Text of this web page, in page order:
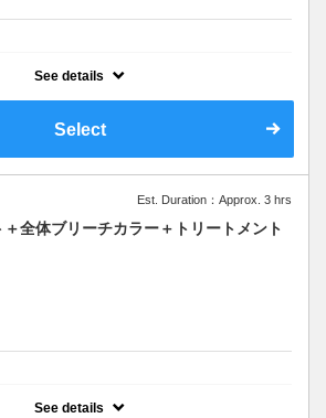
やトリートメントで値段変更。混ぜる高濃度ケ
ダメージを和らげながらケアブリーチやカラー
See details
Select
Est. Duration：Approx. 3 hrs
＋全体ブリーチカラー＋トリートメント
See details